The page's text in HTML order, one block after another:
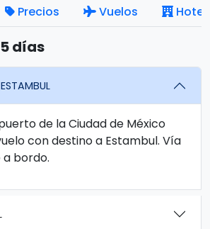
Precios Vuelos
días
de la Ciudad de México
con destino a Estambul. Vía
a bordo.